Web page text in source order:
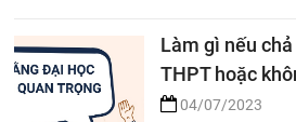
Làm gì nếu
THPT hoặc
04/07/2023